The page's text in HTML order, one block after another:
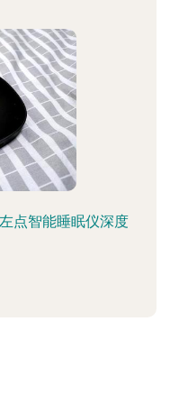
点智能睡眠仪深度